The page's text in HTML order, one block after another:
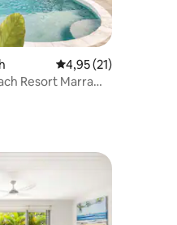
5, 239 recensies
Gemiddelde
4,95 (21)
Resort Marram